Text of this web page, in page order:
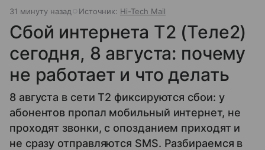
31 минуту назад Источник: Hi-Tech Mail
Сбой интернета T2 (Теле2)
сегодня, 8 августа: почему
не работает и что делать
8 августа в сети T2 фиксируются сбои: у
абонентов пропал мобильный интернет, не
проходят звонки, с опозданием приходят и
не сразу отправляются SMS. Разбираемся в